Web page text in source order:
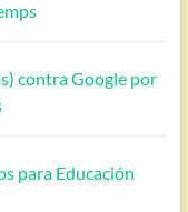
contra Google por
para Educación